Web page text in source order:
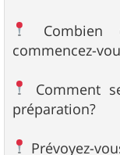
Combien
commencez-
Comment
préparation?
Prévoyez-